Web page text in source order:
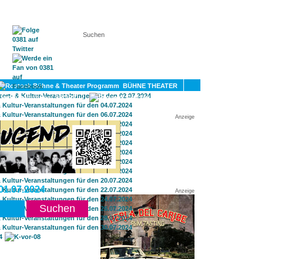
KONTAKT
BÜHNE THEATER
SPORT
Anzeige
Anzeige